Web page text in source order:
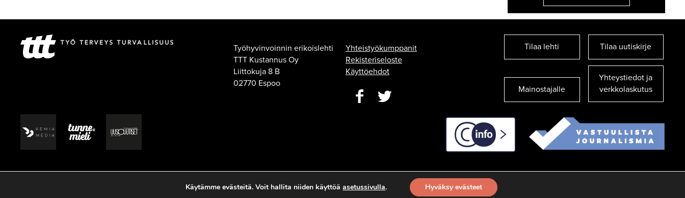
Työhyvinvoinnin erikoislehti
TTT Kustannus Oy
Liittokuja 8 B
02770 Espoo
Yhteistyökumppanit
Rekisteriseloste
Käyttöehdot
Tilaa lehti Tilaa uutiskirje
Mainostajalle
Yhteystiedot ja
verkkolaskutus
C-info
Käytämme evästeitä. Voit hallita niiden käyttöäasetussivulla. Hyväksy evästeet